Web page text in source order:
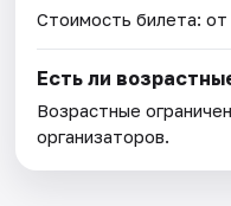
Стоимость билета:
Есть ли
Возрастные
организаторов.